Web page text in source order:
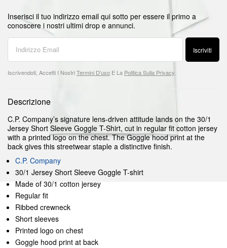
Inserisci il tuo indirizzo email qui sotto per essere il primo a
conoscere i nostri ultimi drop e annunci.
Iscriviti
Iscrivendoti, Accetti I NostriTermini D'uso E La Politica Sulla Privacy
Descrizione
C.P. Company’s signature lens-driven attitude lands on the 30/1
Jersey Short Sleeve Goggle T-Shirt, cut in regular fit cotton jersey
with a printed logo on the chest. The Goggle hood print at the
back gives this streetwear staple a distinctive finish.
C.P. Company
30/1 Jersey Short Sleeve Goggle T-shirt
Made of 30/1 cotton jersey
Regular fit
Ribbed crewneck
Short sleeves
Printed logo on chest
Goggle hood print at back